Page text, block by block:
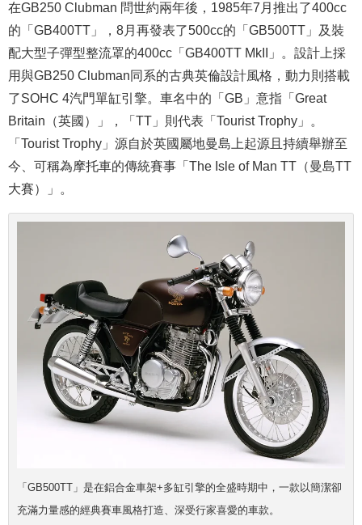
在GB250 Clubman 問世約兩年後，1985年7月推出了400cc
的「GB400TT」，8月再發表了500cc的「GB500TT」及裝
配大型子彈型整流罩的400cc「GB400TT MkII」。設計上採
用與GB250 Clubman同系的古典英倫設計風格，動力則搭載
了SOHC 4汽門單缸引擎。車名中的「GB」意指「Great
Britain（英國）」，「TT」則代表「Tourist Trophy」。
「Tourist Trophy」源自於英國屬地曼島上起源且持續舉辦至
今、可稱為摩托車的傳統賽事「The Isle of Man TT（曼島TT
大賽）」。
「GB500TT」是在鋁合金車架+多缸引擎的全盛時期中，一款以簡潔卻
充滿力量感的經典賽車風格打造、深受行家喜愛的車款。